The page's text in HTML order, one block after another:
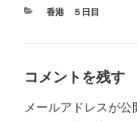
カ
香港 ５日目
コメントを残す
メールアドレスが公